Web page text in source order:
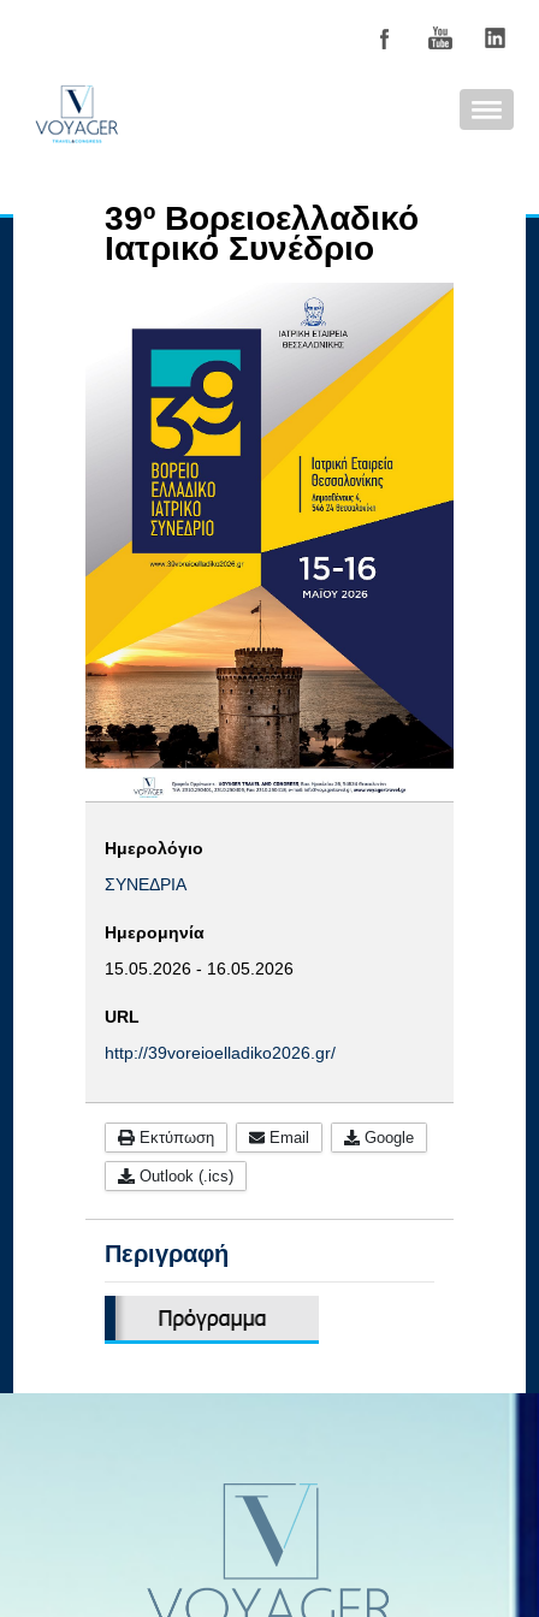
39º Βορειοελλαδικό
Ιατρικό Συνέδριο
Ημερολόγιο
ΣΥΝΕΔΡΙΑ
Ημερομηνία
15.05.2026 - 16.05.2026
URL
http://39voreioelladiko2026.gr/
Εκτύπωση Email Google
Outlook (.ics)
Περιγραφή